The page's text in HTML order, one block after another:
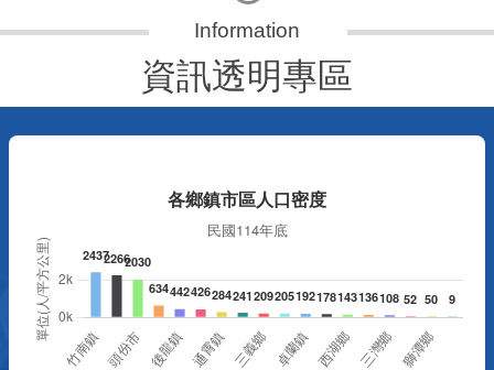
資訊透明專區